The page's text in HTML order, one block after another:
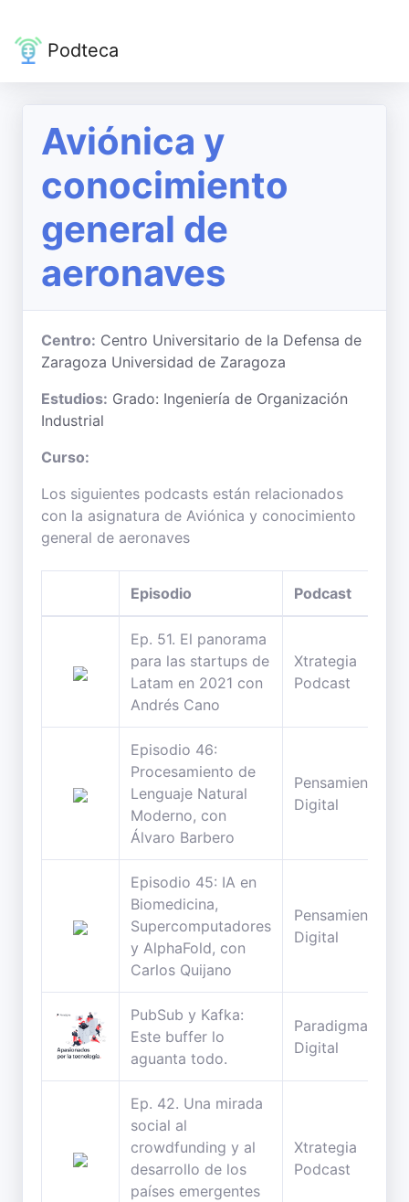
Podteca
Aviónica y
conocimiento
general de
aeronaves
Centro: Centro Universitario de la Defensa de
Zaragoza Universidad de Zaragoza
Estudios: Grado: Ingeniería de Organización
Industrial
Curso:
Los siguientes podcasts están relacionados
con la asignatura de Aviónica y conocimiento
general de aeronaves
Episodio Podcast
Ep. 51. El panorama
para las startups de
Latam en 2021 con
Andrés Cano
Xtrategia
Podcast
Episodio 46:
Procesamiento de
Lenguaje Natural
Moderno, con
Álvaro Barbero
Pensamiento
Digital
Episodio 45: IA en
Biomedicina,
Supercomputadores
y AlphaFold, con
Carlos Quijano
Pensamiento
Digital
PubSub y Kafka:
Este buffer lo
aguanta todo.
Paradigma
Digital
Ep. 42. Una mirada
social al
crowdfunding y al
desarrollo de los
países emergentes
Xtrategia
Podcast